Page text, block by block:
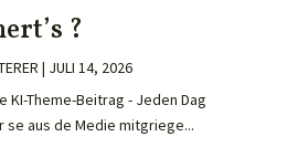
?
| JULI 14, 2026
KI-Theme-Beitrag - Jeden Dag
se aus de Medie mitgriege...